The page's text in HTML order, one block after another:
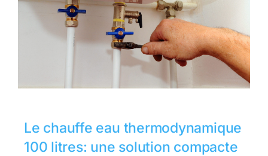
Le chauffe eau thermodynamique
100 litres: une solution compacte